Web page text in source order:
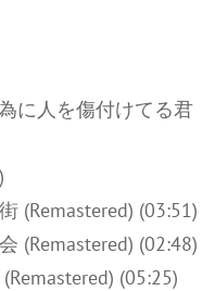
に人を傷付けてる君
(Remastered) (03:51)
(Remastered) (02:48)
(05:25)